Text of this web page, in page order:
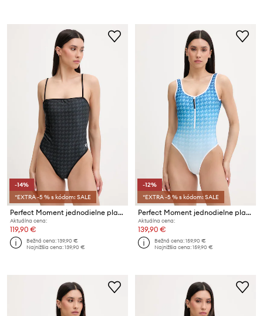
-14%
*EXTRA -5 % s kódom: SALE
Perfect Moment jednodielne plavky dámske Serra
Aktuálna cena:
119,90 €
Bežná cena:139,90 €
Najnižšia cena:139,90 €
-12%
*EXTRA -5 % s kódom: SALE
Perfect Moment jednodielne plavky dámske
Aktuálna cena:
139,90 €
Bežná cena:159,90 €
Najnižšia cena:159,90 €